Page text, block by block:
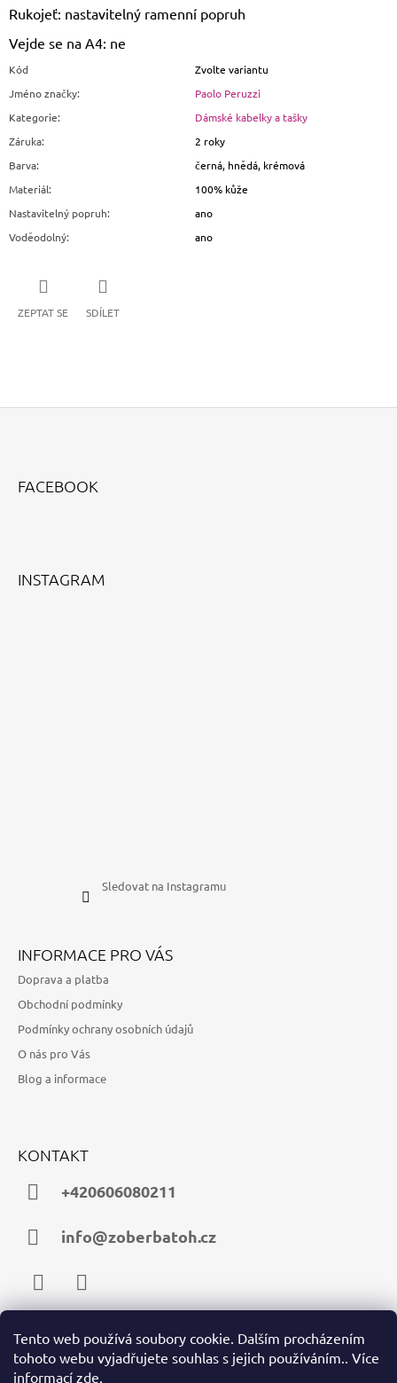
Tento web používá soubory cookie. Dalším procházením
tohoto webu vyjadřujete souhlas s jejich používáním.. Více
informací zde.
Rukojeť: nastavitelný ramenní popruh
Vejde se na A4: ne
Kód
Zvolte variantu
Jméno značky:
Paolo Peruzzi
Kategorie:
Dámské kabelky a tašky
Záruka:
2 roky
Barva:
černá, hnědá, krémová
Materiál:
100% kůže
Nastavitelný popruh:
ano
Voděodolný: ano
ZEPTAT SE SDÍLET
FACEBOOK
INSTAGRAM
Sledovat na Instagramu
INFORMACE PRO VÁS
Doprava a platba
Obchodní podmínky
Podmínky ochrany osobních údajů
O nás pro Vás
Blog a informace
KONTAKT
+420606080211
info@zoberbatoh.cz
FacebookInstagram
PŘIJÍMÁME ONLINE PLATBY